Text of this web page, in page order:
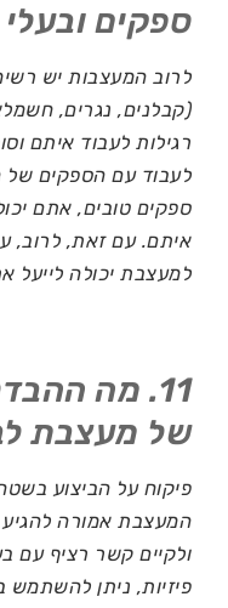
ספקים
לרוב המעצבות יש
(קבלנים, נגרים,
רגילות לעבוד איתם
לעבוד עם הספקים
ספקים טובים, אתם
איתם. עם זאת, לרוב,
למעצבת יכולה לייעל
11. מה
של מעצבת
פיקוח על הביצוע
המעצבת אמורה להגיע
ולקיים קשר רציף עם
פיזיות, ניתן להשתמש